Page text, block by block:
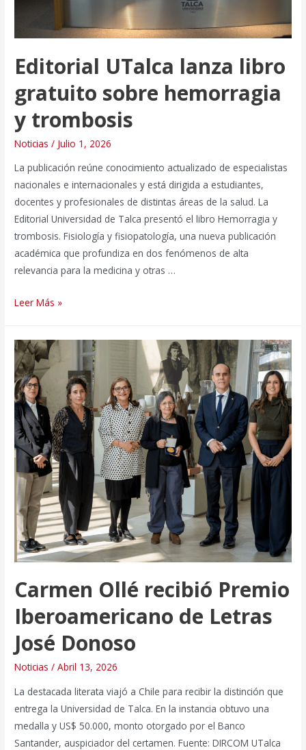
Editorial UTalca lanza libro
gratuito sobre hemorragia
y trombosis
Noticias / Julio 1, 2026
La publicación reúne conocimiento actualizado de especialistas
nacionales e internacionales y está dirigida a estudiantes,
docentes y profesionales de distintas áreas de la salud. La
Editorial Universidad de Talca presentó el libro Hemorragia y
trombosis. Fisiología y fisiopatología, una nueva publicación
académica que profundiza en dos fenómenos de alta
relevancia para la medicina y otras …
Editorial
libro
gratuito
sobre
hemorragia
y
trombosis
Leer Más »
Carmen Ollé recibió Premio
Iberoamericano de Letras
José Donoso
Noticias /Abril 13, 2026
La destacada literata viajó a Chile para recibir la distinción que
entrega la Universidad de Talca. En la instancia obtuvo una
medalla y US$ 50.000, monto otorgado por el Banco
Santander, auspiciador del certamen. Fuente: DIRCOM UTalca